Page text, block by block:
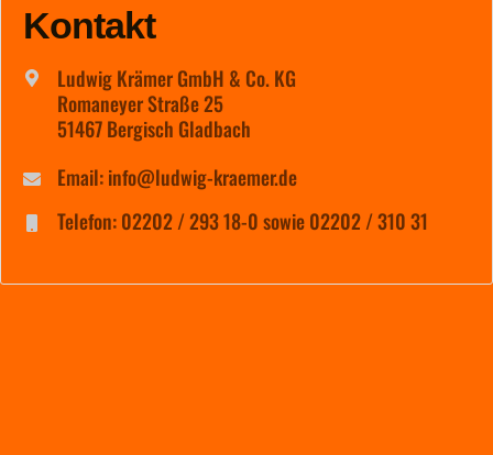
Kontakt
Ludwig Krämer GmbH & Co. KG
Romaneyer Straße 25
51467 Bergisch Gladbach
Email: info@ludwig-kraemer.de
Telefon: 02202 / 293 18-0 sowie 02202 / 310 31